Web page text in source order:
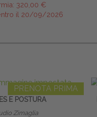
320,00 €
il 20/09/2026
PRENOTA PRIMA
E POSTURA
Zimaglia